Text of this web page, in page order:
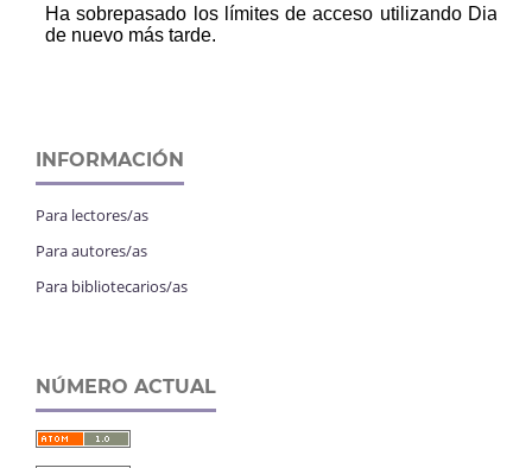
INFORMACIÓN
Para lectores/as
Para autores/as
Para bibliotecarios/as
NÚMERO ACTUAL